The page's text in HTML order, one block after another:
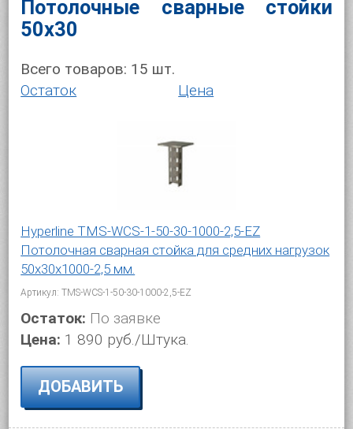
Потолочные сварные стойки
50х30
Всего товаров: 15 шт.
Остаток
Цена
Hyperline TMS-WCS-1-50-30-1000-2,5-EZ
Потолочная сварная стойка для средних нагрузок
50х30х1000-2,5 мм.
Артикул: TMS-WCS-1-50-30-1000-2,5-EZ
Остаток: По заявке
Цена: 1 890 руб./Штука.
ДОБАВИТЬ